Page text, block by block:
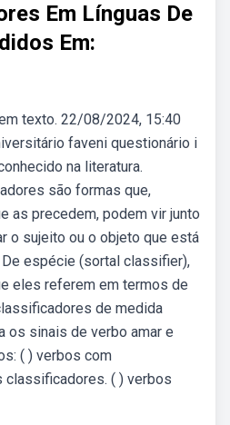
Em Línguas De
Em:
texto. 22/08/2024, 15:40
faveni questionário i
na literatura.
são formas que,
as precedem, podem vir junto
o sujeito ou o objeto que está
espécie (sortal classifier),
eles referem em termos de
de medida
os sinais de verbo amar e
( ) verbos com
classificadores. ( ) verbos